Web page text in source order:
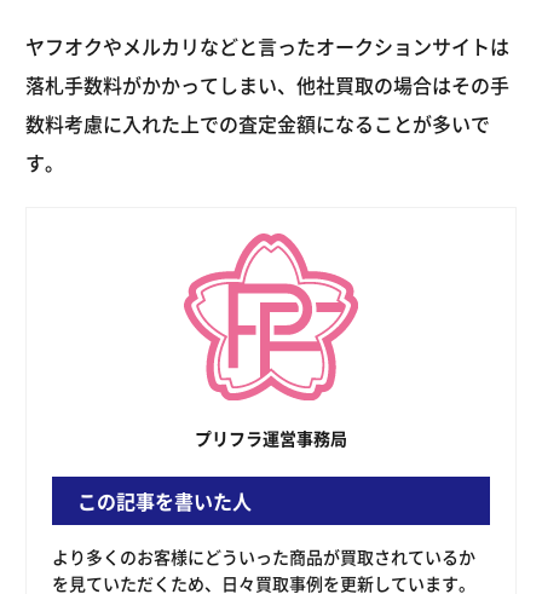
ヤフオクやメルカリなどと言ったオークションサイトは
落札手数料がかかってしまい、他社買取の場合はその手
数料考慮に入れた上での査定金額になることが多いで
す。
プリフラ運営事務局
この記事を書いた人
より多くのお客様にどういった商品が買取されているか
を見ていただくため、日々買取事例を更新しています。